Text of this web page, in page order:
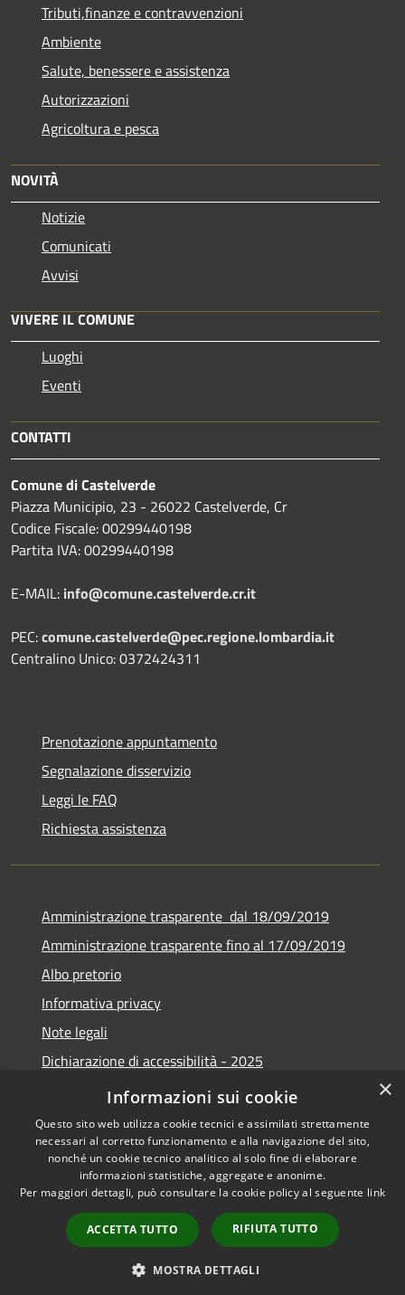
Tributi,finanze e contravvenzioni
Ambiente
Salute, benessere e assistenza
Autorizzazioni
Agricoltura e pesca
NOVITÀ
Notizie
Comunicati
Avvisi
VIVERE IL COMUNE
Luoghi
Eventi
CONTATTI
Comune di Castelverde
Piazza Municipio, 23 - 26022 Castelverde, Cr
Codice Fiscale: 00299440198
Partita IVA: 00299440198
E-MAIL: info@comune.castelverde.cr.it
PEC:comune.castelverde@pec.regione.lombardia.it
Centralino Unico: 0372424311
Prenotazione appuntamento
Segnalazione disservizio
Leggi le FAQ
Richiesta assistenza
Amministrazione trasparente dal 18/09/2019
Amministrazione trasparente fino al 17/09/2019
Albo pretorio
Informativa privacy
Note legali
Dichiarazione di accessibilità - 2025
Obiettivi di accessibilità - 2025
Accessibilità
Copyright © 2026 • Comune di
Castelverde • Powered by
Municipium•
Accesso
redazione
×
Informazioni sui cookie
Questo sito web utilizza cookie tecnici e assimilati strettamente
necessari al corretto funzionamento e alla navigazione del sito,
nonché un cookie tecnico analitico al solo fine di elaborare
informazioni statistiche, aggregate e anonime.
Per maggiori dettagli, può consultare la cookie policy al seguente link
ACCETTA TUTTO RIFIUTA TUTTO
MOSTRA DETTAGLI